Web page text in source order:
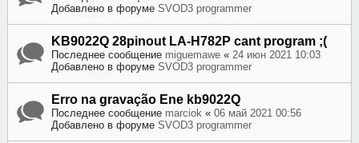
Добавлено в форуме SVOD3 programmer
KB9022Q 28pinout LA-H782P cant program ;(
Последнее сообщение miguemawe « 24 июн 2021 10:03
Добавлено в форуме SVOD3 programmer
Erro na gravação Ene kb9022Q
Последнее сообщение marciok « 06 май 2021 00:56
Добавлено в форуме SVOD3 programmer